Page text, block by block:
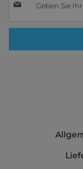
Sie
für
Newsletter